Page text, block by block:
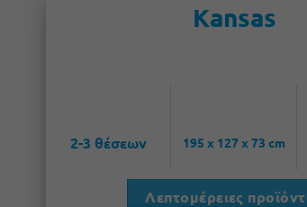
Kansas
2-3 θέσεων 195 x 127 x 73 cm
Λεπτομέρειες